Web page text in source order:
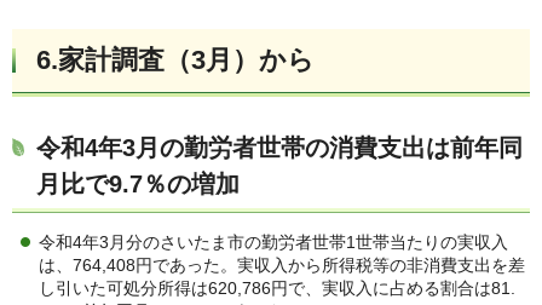
6.家計調査（3月）から
令和4年3月の勤労者世帯の消費支出は前年同
月比で9.7％の増加
令和4年3月分のさいたま市の勤労者世帯1世帯当たりの実収入
は、764,408円であった。実収入から所得税等の非消費支出を差
し引いた可処分所得は620,786円で、実収入に占める割合は81.